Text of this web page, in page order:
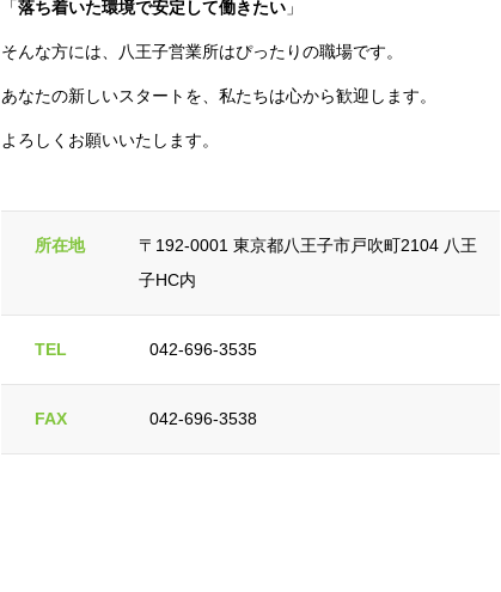
「落ち着いた環境で安定して働きたい 」
そんな方には、八王子営業所はぴったりの職場です。
あなたの新しいスタートを、私たちは心から歓迎します。
よろしくお願いいたします。
所在地
〒192-0001 東京都八王子市戸吹町2104 八王
子HC内
TEL 042-696-3535
FAX 042-696-3538